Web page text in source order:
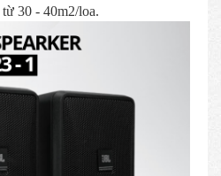
30 - 40m2/loa.